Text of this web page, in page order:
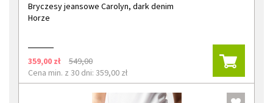
Bryczesy jeansowe Carolyn, dark denim
Horze
359,00 zł
549,00
Cena min. z 30 dni: 359,00 zł